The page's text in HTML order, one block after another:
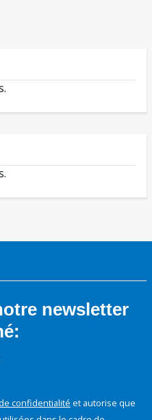
newsletter
confidentialité et autorise que